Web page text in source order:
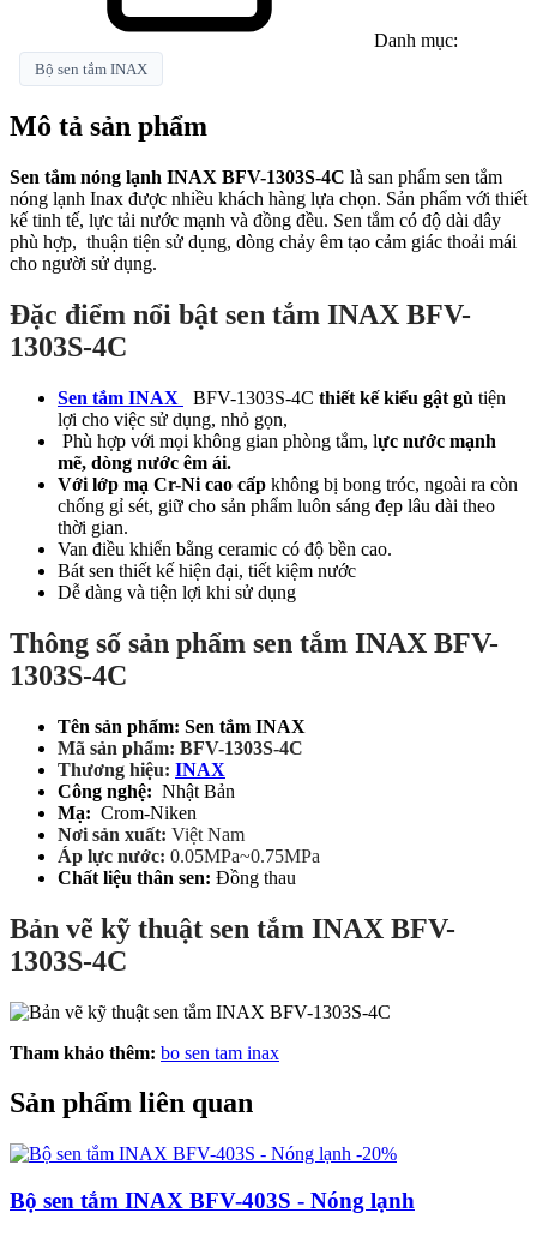
Danh mục:
Bộ sen tắm INAX
Mô tả sản phẩm
Sen tắm nóng lạnh INAX BFV-1303S-4C là san phẩm sen tắm
nóng lạnh Inax được nhiều khách hàng lựa chọn. Sản phẩm với thiết
kế tinh tế, lực tải nước mạnh và đồng đều. Sen tắm có độ dài dây
phù hợp, thuận tiện sử dụng, dòng chảy êm tạo cảm giác thoải mái
cho người sử dụng.
Đặc điểm nổi bật sen tắm INAX BFV-
1303S-4C
Sen tắm INAX BFV-1303S-4C thiết kế kiểu gật gù tiện
lợi cho việc sử dụng, nhỏ gọn,
Phù hợp với mọi không gian phòng tắm, lực nước mạnh
mẽ, dòng nước êm ái.
Với lớp mạ Cr-Ni cao cấp không bị bong tróc, ngoài ra còn
chống gỉ sét, giữ cho sản phẩm luôn sáng đẹp lâu dài theo
thời gian.
Van điều khiển bằng ceramic có độ bền cao.
Bát sen thiết kế hiện đại, tiết kiệm nước
Dễ dàng và tiện lợi khi sử dụng
Thông số sản phẩm sen tắm INAX BFV-
1303S-4C
Tên sản phẩm: Sen tắm INAX
Mã sản phẩm: BFV-1303S-4C
Thương hiệu: INAX
Công nghệ: Nhật Bản
Mạ: Crom-Niken
Nơi sản xuất: Việt Nam
Áp lực nước: 0.05MPa~0.75MPa
Chất liệu thân sen: Đồng thau
Bản vẽ kỹ thuật sen tắm INAX BFV-
1303S-4C
Tham khảo thêm: bo sen tam inax
Sản phẩm liên quan
-20%
Bộ sen tắm INAX BFV-403S - Nóng lạnh